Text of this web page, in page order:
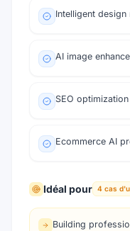
Intelligent
AI image
SEO
Ecommerce AI
Idéal pour 4 cas
Building